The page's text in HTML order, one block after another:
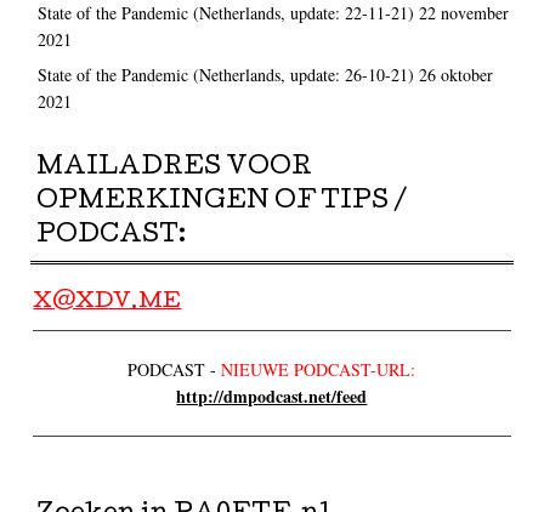
State of the Pandemic (Netherlands, update: 22-11-21) 22 november
2021
State of the Pandemic (Netherlands, update: 26-10-21) 26 oktober
2021
MAILADRES VOOR
OPMERKINGEN OF TIPS /
PODCAST:
X@XDV.ME
PODCAST -NIEUWE PODCAST-URL:
http://dmpodcast.net/feed